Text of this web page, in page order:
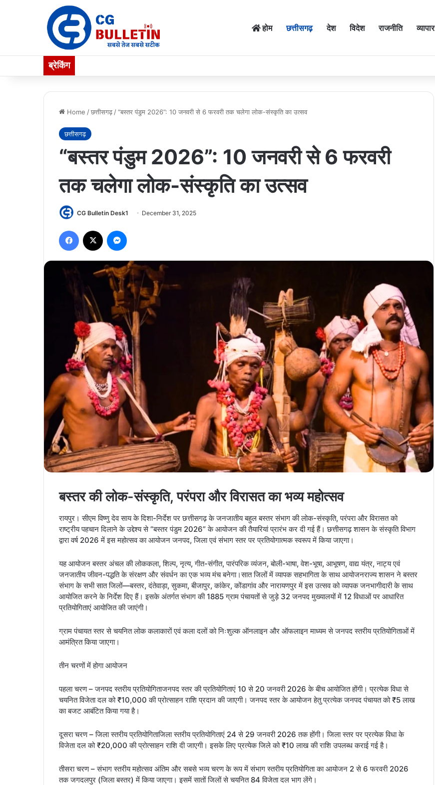
होम छत्तीसगढ़ देश विदेश राजनीति व्यापार
ब्रेकिंग
Home /छत्तीसगढ़ /“बस्तर पंडुम 2026”: 10 जनवरी से 6 फरवरी तक चलेगा लोक-संस्कृति का उत्सव
छत्तीसगढ़
“बस्तर पंडुम 2026”: 10 जनवरी से 6 फरवरी
तक चलेगा लोक-संस्कृति का उत्सव
CG Bulletin Desk1 December 31, 2025
Facebook
बस्तर की लोक-संस्कृति, परंपरा और विरासत का भव्य महोत्सव
रायपुर। सीएम विष्णु देव साय के दिशा-निर्देश पर छत्तीसगढ़ के जनजातीय बहुल बस्तर संभाग की लोक-संस्कृति, परंपरा और विरासत को
राष्ट्रीय पहचान दिलाने के उद्देश्य से “बस्तर पंडुम 2026” के आयोजन की तैयारियां प्रारंभ कर दी गई हैं। छत्तीसगढ़ शासन के संस्कृति विभाग
द्वारा वर्ष 2026 में इस महोत्सव का आयोजन जनपद, जिला एवं संभाग स्तर पर प्रतियोगात्मक स्वरूप में किया जाएगा।
यह आयोजन बस्तर अंचल की लोककला, शिल्प, नृत्य, गीत-संगीत, पारंपरिक व्यंजन, बोली-भाषा, वेश-भूषा, आभूषण, वाद्य यंत्र, नाट्य एवं
जनजातीय जीवन-पद्धति के संरक्षण और संवर्धन का एक भव्य मंच बनेगा।सात जिलों में व्यापक सहभागिता के साथ आयोजनराज्य शासन ने बस्तर
संभाग के सभी सात जिलों—बस्तर, दंतेवाड़ा, सुकमा, बीजापुर, कांकेर, कोंडागांव और नारायणपुर में इस उत्सव को व्यापक जनभागीदारी के साथ
आयोजित करने के निर्देश दिए हैं। इसके अंतर्गत संभाग की 1885 ग्राम पंचायतों से जुड़े 32 जनपद मुख्यालयों में 12 विधाओं पर आधारित
प्रतियोगिताएं आयोजित की जाएंगी।
ग्राम पंचायत स्तर से चयनित लोक कलाकारों एवं कला दलों को निःशुल्क ऑनलाइन और ऑफलाइन माध्यम से जनपद स्तरीय प्रतियोगिताओं में
आमंत्रित किया जाएगा।
तीन चरणों में होगा आयोजन
पहला चरण – जनपद स्तरीय प्रतियोगिताजनपद स्तर की प्रतियोगिताएं 10 से 20 जनवरी 2026 के बीच आयोजित होंगी। प्रत्येक विधा से
चयनित विजेता दल को ₹10,000 की प्रोत्साहन राशि प्रदान की जाएगी। जनपद स्तर के आयोजन हेतु प्रत्येक जनपद पंचायत को ₹5 लाख
का बजट आबंटित किया गया है।
दूसरा चरण – जिला स्तरीय प्रतियोगिताजिला स्तरीय प्रतियोगिताएं 24 से 29 जनवरी 2026 तक होंगी। जिला स्तर पर प्रत्येक विधा के
विजेता दल को ₹20,000 की प्रोत्साहन राशि दी जाएगी। इसके लिए प्रत्येक जिले को ₹10 लाख की राशि उपलब्ध कराई गई है।
तीसरा चरण – संभाग स्तरीय महोत्सव अंतिम और सबसे भव्य चरण के रूप में संभाग स्तरीय प्रतियोगिता का आयोजन 2 से 6 फरवरी 2026
तक जगदलपुर (जिला बस्तर) में किया जाएगा। इसमें सातों जिलों से चयनित 84 विजेता दल भाग लेंगे।